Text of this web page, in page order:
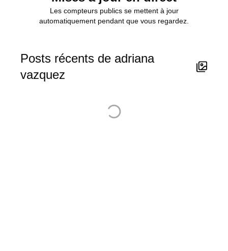
Les compteurs publics se mettent à jour
automatiquement pendant que vous regardez.
Posts récents de adriana
vazquez